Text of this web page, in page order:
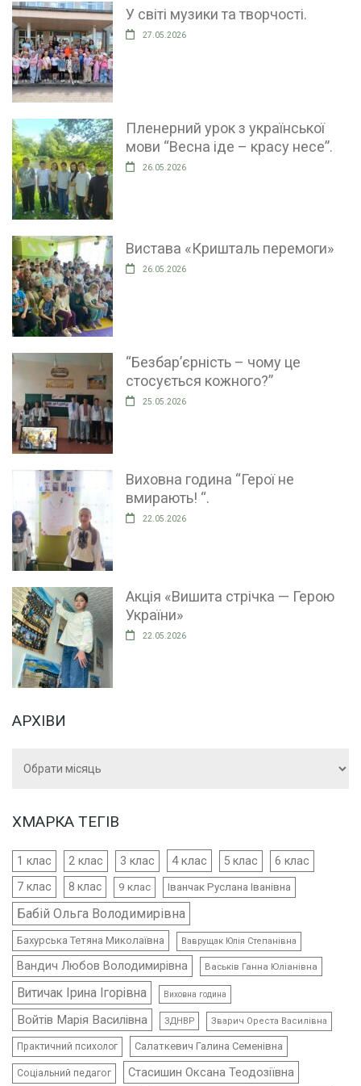
У світі музики та творчості.
27.05.2026
Пленерний урок з української
мови “Весна іде – красу несе”.
26.05.2026
Вистава «Кришталь перемоги»
26.05.2026
“Безбар’єрність – чому це
стосується кожного?”
25.05.2026
Виховна година “Герої не
вмирають! “.
22.05.2026
Акція «Вишита стрічка — Герою
України»
22.05.2026
АРХІВИ
ХМАРКА ТЕГІВ
1 клас 2 клас 3 клас 4 клас 5 клас 6 клас
7 клас 8 клас 9 клас Іванчак Руслана Іванівна
Бабій Ольга Володимирівна
Бахурська Тетяна Миколаївна Ваврущак Юлія Степанівна
Вандич Любов Володимирівна Васьків Ганна Юліанівна
Витичак Ірина Ігорівна Виховна година
Войтів Марія Василівна ЗДНВР Зварич Ореста Василівна
Практичний психолог Салаткевич Галина Семенівна
Соціальний педагог Стасишин Оксана Теодозіївна